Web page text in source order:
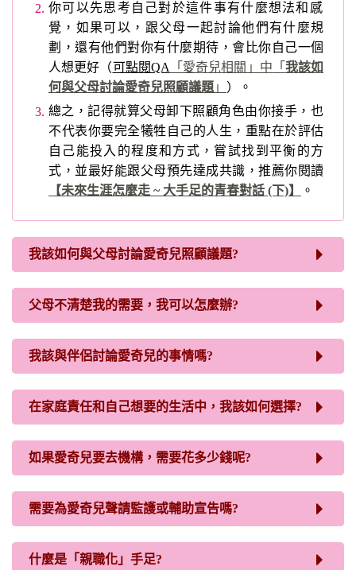
你可以先思考自己對於這件事有什麼想法和感
覺，如果可以，跟父母一起討論他們有什麼規
劃，還有他們對你有什麼期待，會比你自己一個
人想更好（可點閱QA 「愛奇兒相關」中 「 我該如
何與父母討論愛奇兒照顧議題 」 ）。
總之，記得就算父母卸下照顧角色由你接手，也
不代表你要完全犧牲自己的人生，重點在於評估
自己能投入的程度和方式，嘗試找到平衡的方
式，並最好能跟父母預先達成共識，推薦你閱讀
【未來生涯怎麼走 ~ 大手足的青春對話 (下)】
。
我該如何與父母討論愛奇兒照顧議題?
父母不清楚我的需要，我可以怎麼辦?
我該與伴侶討論愛奇兒的事情嗎?
在家庭責任和自己想要的生活中，我該如何選擇?
如果愛奇兒要去機構，需要花多少錢呢?
需要為愛奇兒聲請監護或輔助宣告嗎?
什麼是「親職化」手足?